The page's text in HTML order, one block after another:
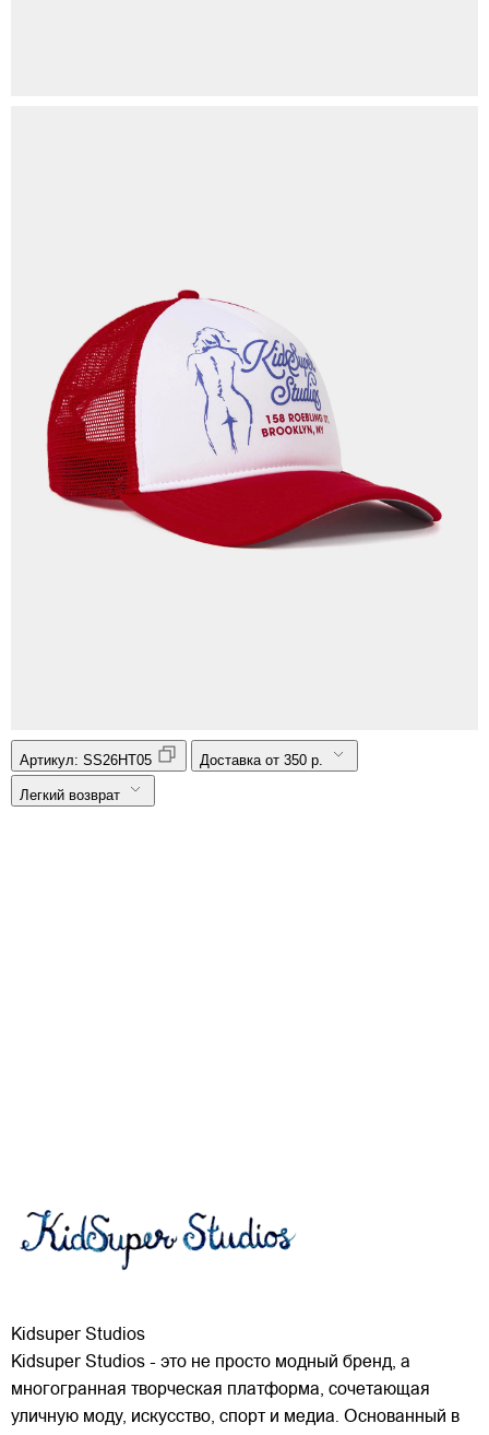
Артикул: SS26HT05 Доставка от 350 р.
Легкий возврат
Kidsuper Studios
Kidsuper Studios - это не просто модный бренд, а
многогранная творческая платформа, сочетающая
уличную моду, искусство, спорт и медиа. Основанный в